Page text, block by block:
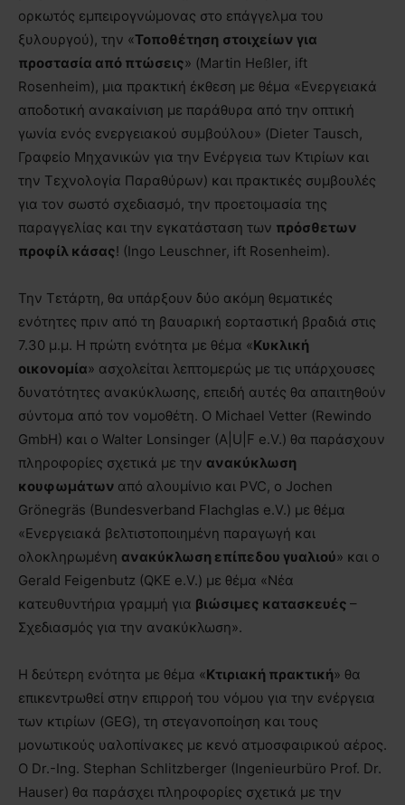
ορκωτός εμπειρογνώμονας στο επάγγελμα του
ξυλουργού), την «Τοποθέτηση στοιχείων για
προστασία από πτώσεις» (Martin Heßler, ift
Rosenheim), μια πρακτική έκθεση με θέμα «Ενεργειακά
αποδοτική ανακαίνιση με παράθυρα από την οπτική
γωνία ενός ενεργειακού συμβούλου» (Dieter Tausch,
Γραφείο Μηχανικών για την Ενέργεια των Κτιρίων και
την Τεχνολογία Παραθύρων) και πρακτικές συμβουλές
για τον σωστό σχεδιασμό, την προετοιμασία της
παραγγελίας και την εγκατάσταση των πρόσθετων
προφίλ κάσας! (Ingo Leuschner, ift Rosenheim).
Την Τετάρτη, θα υπάρξουν δύο ακόμη θεματικές
ενότητες πριν από τη βαυαρική εορταστική βραδιά στις
7.30 μ.μ. Η πρώτη ενότητα με θέμα «Κυκλική
οικονομία» ασχολείται λεπτομερώς με τις υπάρχουσες
δυνατότητες ανακύκλωσης, επειδή αυτές θα απαιτηθούν
σύντομα από τον νομοθέτη. Ο Michael Vetter (Rewindo
GmbH) και ο Walter Lonsinger (A|U|F e.V.) θα παράσχουν
πληροφορίες σχετικά με την ανακύκλωση
κουφωμάτων από αλουμίνιο και PVC, ο Jochen
Grönegräs (Bundesverband Flachglas e.V.) με θέμα
«Ενεργειακά βελτιστοποιημένη παραγωγή και
ολοκληρωμένη ανακύκλωση επίπεδου γυαλιού» και ο
Gerald Feigenbutz (QKE e.V.) με θέμα «Νέα
κατευθυντήρια γραμμή για βιώσιμες κατασκευές –
Σχεδιασμός για την ανακύκλωση».
Η δεύτερη ενότητα με θέμα «Κτιριακή πρακτική» θα
επικεντρωθεί στην επιρροή του νόμου για την ενέργεια
των κτιρίων (GEG), τη στεγανοποίηση και τους
μονωτικούς υαλοπίνακες με κενό ατμοσφαιρικού αέρος.
Ο Dr.-Ing. Stephan Schlitzberger (Ingenieurbüro Prof. Dr.
Hauser) θα παράσχει πληροφορίες σχετικά με την